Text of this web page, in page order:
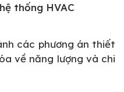
hệ thống HVAC
các phương án thiết
về năng lượng và chi